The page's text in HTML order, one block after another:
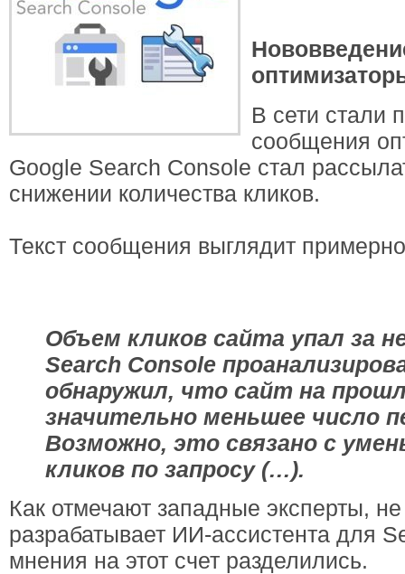
В сети стали
сообщения
Google Search Console стал
снижении количества кликов.
Текст сообщения выглядит
Объем кликов сайта упал за
Search Console
обнаружил, что сайт на
значительно меньшее число
Возможно, это связано с
кликов по запросу (…).
Как отмечают западные эксперты,
разрабатывает ИИ-ассистента для
мнения на этот счет разделились.